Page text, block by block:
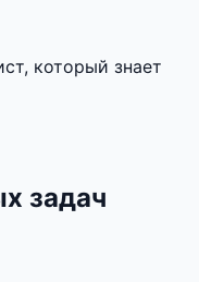
который знает
задач